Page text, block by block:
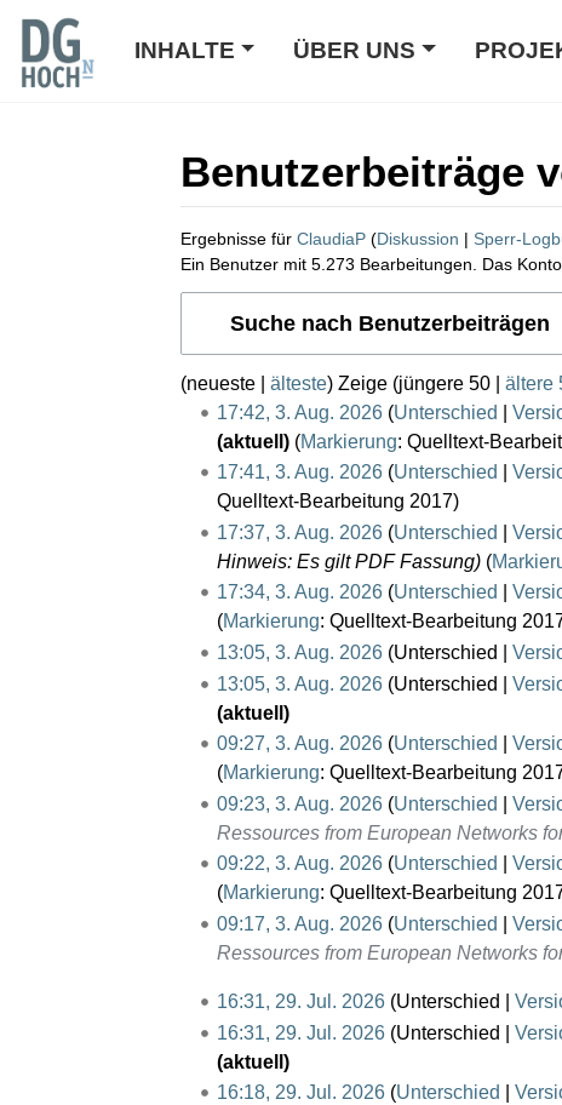
INHALTE ÜBER UNS
Benutzerbeiträge
Ergebnisse für ClaudiaP Diskussion Sperr-
Ein Benutzer mit 5.273 Bearbeitungen. Das
Wechseln zu:Navigation,Suche
Suche nach Benutzerbeiträgen
(neueste älteste) Zeige (jüngere 50 ältere
17:42, 3. Aug. 2026 Unterschied
aktuell
Markierung: Quelltext-
17:41, 3. Aug. 2026 Unterschied
Quelltext-Bearbeitung 2017
17:37, 3. Aug. 2026 Unterschied
Hinweis: Es gilt PDF Fassung
17:34, 3. Aug. 2026 Unterschied
Markierung: Quelltext-Bearbeitung
13:05, 3. Aug. 2026 Unterschied
13:05, 3. Aug. 2026 Unterschied
aktuell
09:27, 3. Aug. 2026 Unterschied
Markierung: Quelltext-Bearbeitung
09:23, 3. Aug. 2026 Unterschied
Ressources from European Networks
09:22, 3. Aug. 2026 Unterschied
Markierung: Quelltext-Bearbeitung
09:17, 3. Aug. 2026 Unterschied
Ressources from European Networks
16:31, 29. Jul. 2026 Unterschied
16:31, 29. Jul. 2026 Unterschied
aktuell
16:18, 29. Jul. 2026 Unterschied